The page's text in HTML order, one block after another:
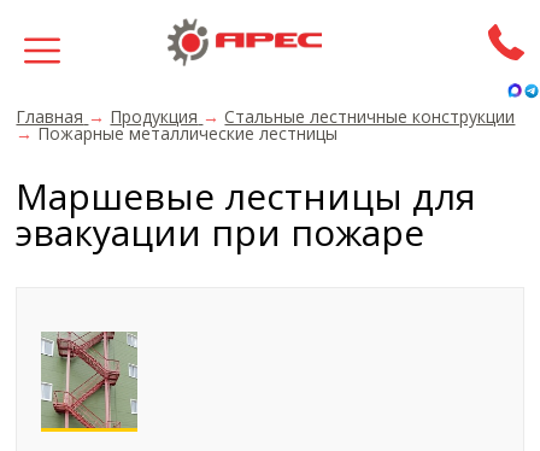
Главная → Продукция → Стальные лестничные конструкции
→ Пожарные металлические лестницы
Маршевые лестницы для
эвакуации при пожаре